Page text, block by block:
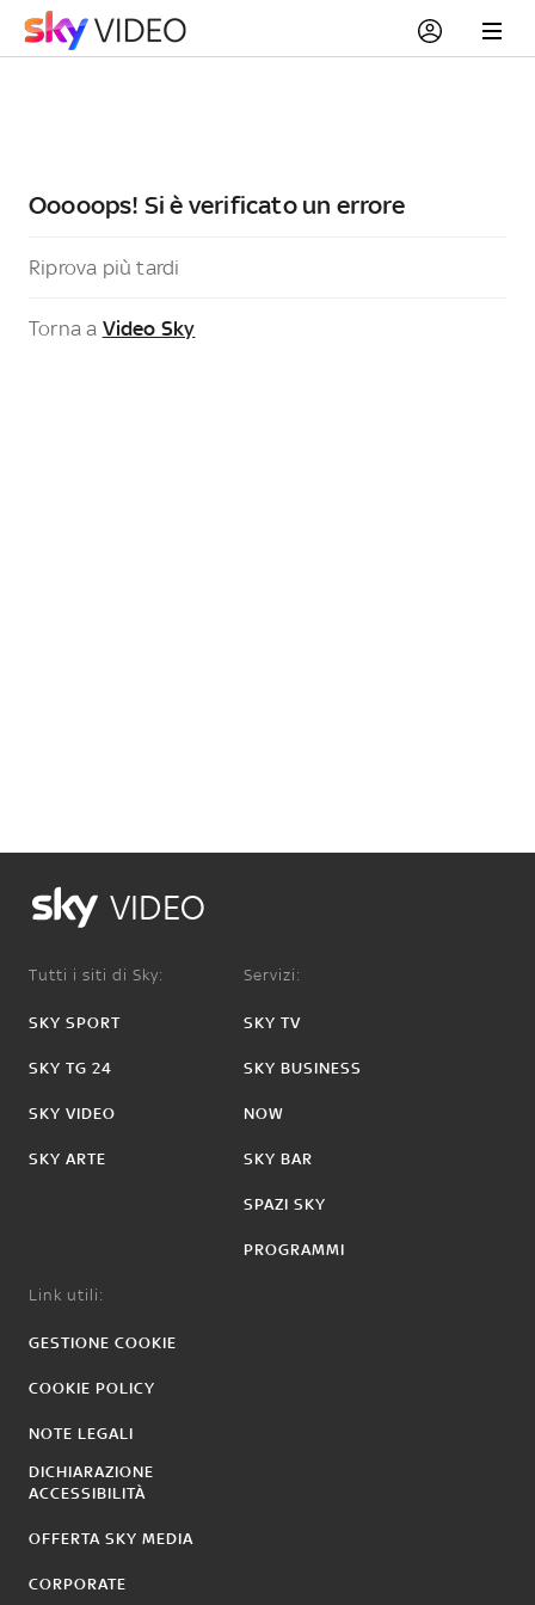
Ooooops! Si è verificato un errore
Riprova più tardi
Torna a Video Sky
VIDEO
Tutti i siti di Sky:
SKY SPORT
SKY TG 24
SKY VIDEO
SKY ARTE
Servizi:
SKY TV
SKY BUSINESS
NOW
SKY BAR
SPAZI SKY
PROGRAMMI
Link utili:
GESTIONE COOKIE
COOKIE POLICY
NOTE LEGALI
DICHIARAZIONE
ACCESSIBILITÀ
OFFERTA SKY MEDIA
CORPORATE